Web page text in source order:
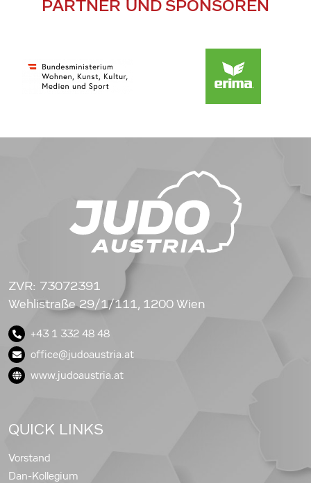
PARTNER UND SPONSOREN
ZVR: 73072391
Wehlistraße 29/1/111, 1200 Wien
+43 1 332 48 48
office@judoaustria.at
www.judoaustria.at
QUICK LINKS
Vorstand
Dan-Kollegium